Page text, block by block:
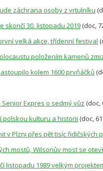
záchrana osoby z vrtulníku
skončí 30. listopadu 2019 (doc,
velká akce, třídenní festival
položením kamenů
kolem 1600 prvňáčků
Expres o sedmý vůz (doc,
polskou kulturu a historii (doc,
v Plzni přes pět tisíc řidičských
mostů, Wilsonův most se
listopadu 1989 velkým